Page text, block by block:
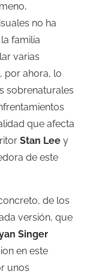
no ha
familia
varias
por ahora, lo
sobrenaturales
que afecta
Stan Lee y
de este
de los
versión, que
Singer
en este
unos